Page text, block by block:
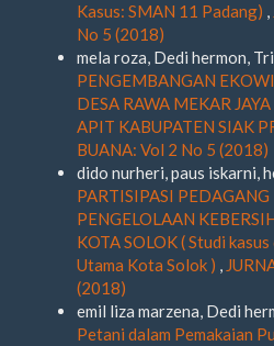
Kasus: SMAN 11 Padang) ,
No 5 (2018)
mela roza, Dedi hermon,
PENGEMBANGAN
DESA RAWA MEKAR
APIT KABUPATEN SIAK
BUANA: Vol 2 No 5 (2018)
dido nurheri, paus iskarni,
PARTISIPASI
PENGELOLAAN
KOTA SOLOK ( Studi
Utama Kota Solok ) ,
(2018)
emil liza marzena, Dedi
Petani dalam Pemakaian